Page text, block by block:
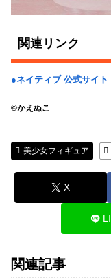
関連リンク
●ネイティブ 公式サイト
©かえぬこ
美少女フィギュア
X
関連記事